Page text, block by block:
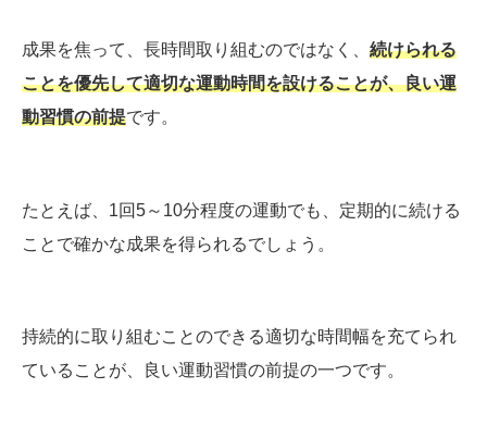
成果を焦って、長時間取り組むのではなく、 続けられる
ことを優先して適切な運動時間を設けることが、良い運
動習慣の前提です。
たとえば、1回5～10分程度の運動でも、定期的に続ける
ことで確かな成果を得られるでしょう。
持続的に取り組むことのできる適切な時間幅を充てられ
ていることが、良い運動習慣の前提の一つです。